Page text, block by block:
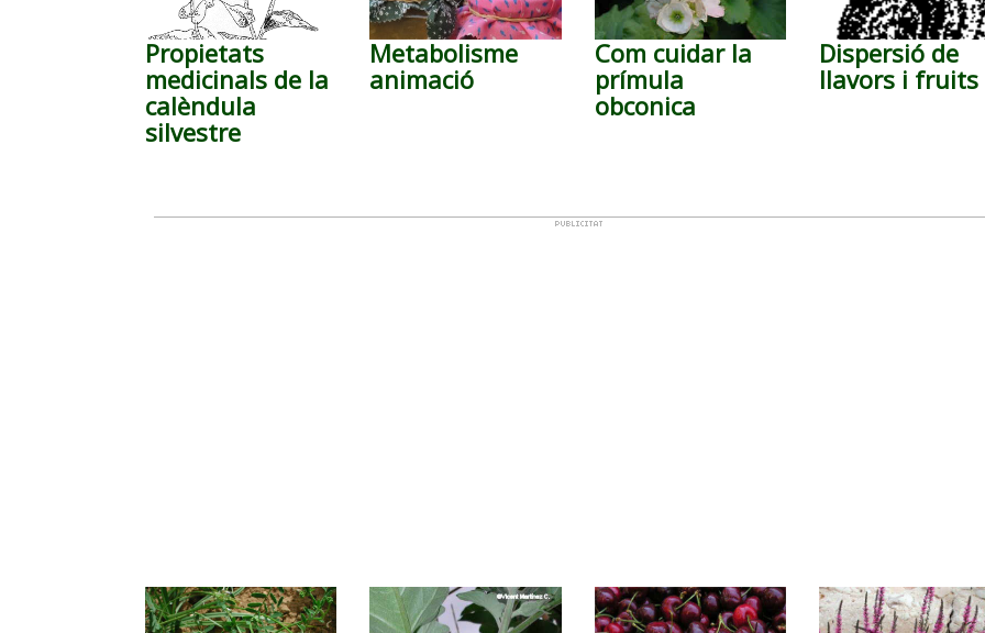
Propietats
medicinals de la
calèndula
silvestre
Metabolisme
animació
Com cuidar la
prímula
obconica
Dispersió de
llavors i fruits